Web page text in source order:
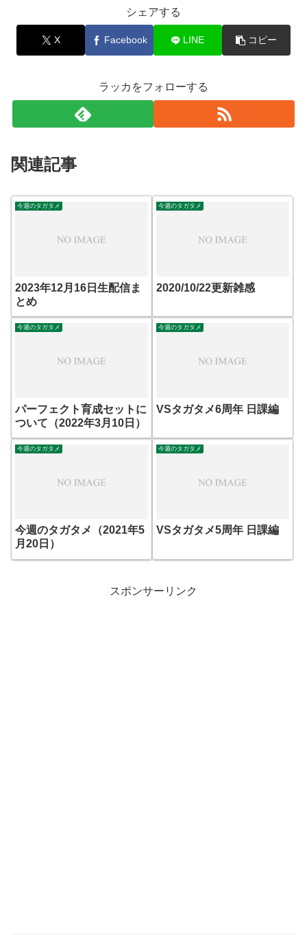
シェアする
X Facebook LINE コピー
ラッカをフォローする
関連記事
今週のタガタメ
2023年12月16日生配信ま
とめ
今週のタガタメ
2020/10/22更新雑感
今週のタガタメ
パーフェクト育成セットに
ついて（2022年3月10日）
今週のタガタメ
VSタガタメ6周年 日課編
今週のタガタメ
今週のタガタメ（2021年5
月20日）
今週のタガタメ
VSタガタメ5周年 日課編
スポンサーリンク